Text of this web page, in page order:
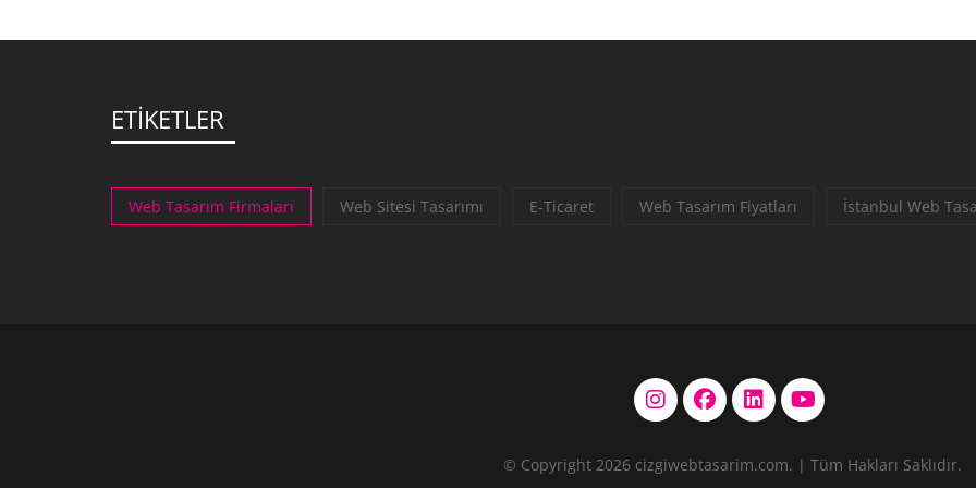
ETİKETLER
Web Tasarım Firmaları Web Sitesi Tasarımı E-Ticaret Web Tasarım Fiyatları İstanbul Web
© Copyright 2026 cizgiwebtasarim.com. | Tüm Hakları Saklıdır.